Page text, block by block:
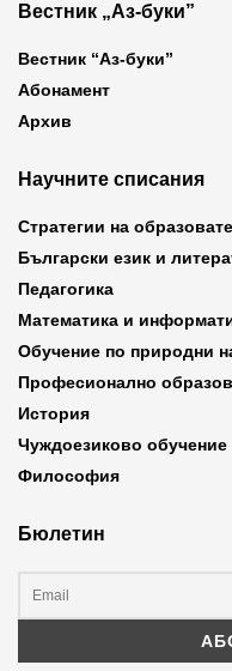
Вестник „Аз-буки”
Вестник “Аз-буки”
Абонамент
Архив
Научните списания
Стратегии на
Български език и
Педагогика
Математика и
Обучение по природни
Професионално
История
Чуждоезиково обучение
Философия
Бюлетин